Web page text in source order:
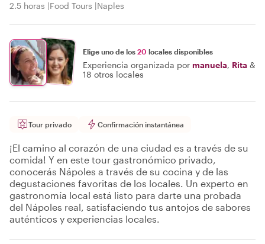
2.5 horas Food Tours Naples
Elige uno de los 20 locales disponibles
Experiencia organizada por manuela, Rita &
18 otros locales
Tour privado Confirmación instantánea
¡El camino al corazón de una ciudad es a través de su
comida! Y en este tour gastronómico privado,
conocerás Nápoles a través de su cocina y de las
degustaciones favoritas de los locales. Un experto en
gastronomía local está listo para darte una probada
del Nápoles real, satisfaciendo tus antojos de sabores
auténticos y experiencias locales.